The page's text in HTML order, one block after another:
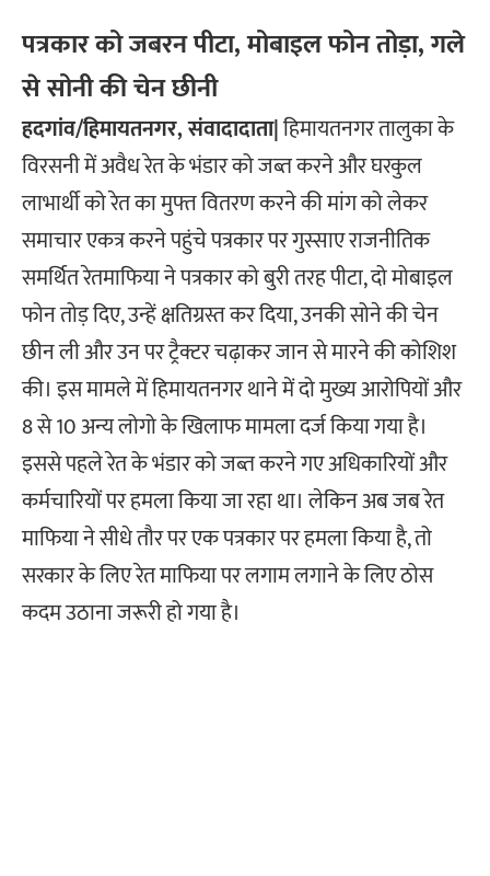
पत्रकार को जबरन पीटा, मोबाइल फोन तोड़ा, गले
से सोनी की चेन छीनी
हदगांव/हिमायतनगर, संवादादाता|हिमायतनगर तालुका के
विरसनी में अवैध रेत के भंडार को जब्त करने और घरकुल
लाभार्थी को रेत का मुफ्त वितरण करने की मांग को लेकर
समाचार एकत्र करने पहुंचे पत्रकार पर गुस्साए राजनीतिक
समर्थित रेतमाफिया ने पत्रकार को बुरी तरह पीटा, दो मोबाइल
फोन तोड़ दिए, उन्हें क्षतिग्रस्त कर दिया, उनकी सोने की चेन
छीन ली और उन पर ट्रैक्टर चढ़ाकर जान से मारने की कोशिश
की। इस मामले में हिमायतनगर थाने में दो मुख्य आरोपियों और
8 से 10 अन्य लोगो के खिलाफ मामला दर्ज किया गया है।
इससे पहले रेत के भंडार को जब्त करने गए अधिकारियों और
कर्मचारियों पर हमला किया जा रहा था। लेकिन अब जब रेत
माफिया ने सीधे तौर पर एक पत्रकार पर हमला किया है, तो
सरकार के लिए रेत माफिया पर लगाम लगाने के लिए ठोस
कदम उठाना जरूरी हो गया है।